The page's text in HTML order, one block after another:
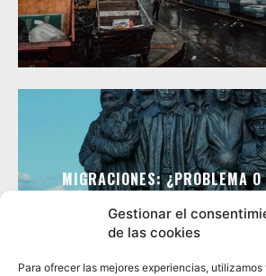
Gestionar el
de las cookies
Para ofrecer las mejores experiencias,
MIGRACIONES: ¿PROBLEMA O